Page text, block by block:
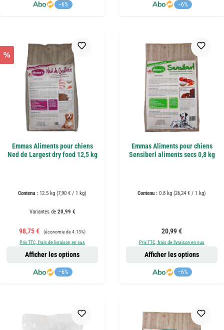
−6% −6%
%
Emmas Aliments pour chiens
Ned de Largest dry food 12,5 kg
Contenu : 12.5 kg (7,90 € / 1 kg)
Variantes de20,99 €
Prix de vente :
98,75 € Prix régulier :
(économie de 4.13%)
Prix TTC, frais de livraison en sus
−6%
Afficher les options
Emmas Aliments pour chiens
Sensiberl aliments secs 0,8 kg
Contenu : 0.8 kg (26,24 € / 1 kg)
Prix régulier :
20,99 €
Prix TTC, frais de livraison en sus
−6%
Afficher les options